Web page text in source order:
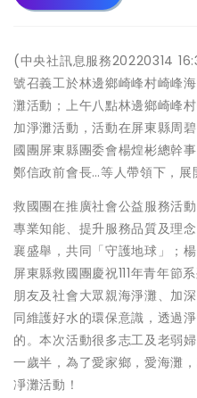
(中央社訊息服務20220314
號召義工於林邊鄉崎峰村崎峰
灘活動；上午八點林邊鄉崎峰
加淨灘活動，活動在屏東縣周
國團屏東縣團委會楊煌彬總幹
鄭信政前會長…等人帶領下，展
救國團在推廣社會公益服務活
專業知能、提升服務品質及理
襄盛舉，共同「守護地球」；
屏東縣救國團慶祝111年青年節
朋友及社會大眾親海淨灘、加
同維護好水的環保意識，透過
的。本次活動很多志工及老弱
一歲半，為了愛家鄉，愛海灘
凈灘活動！